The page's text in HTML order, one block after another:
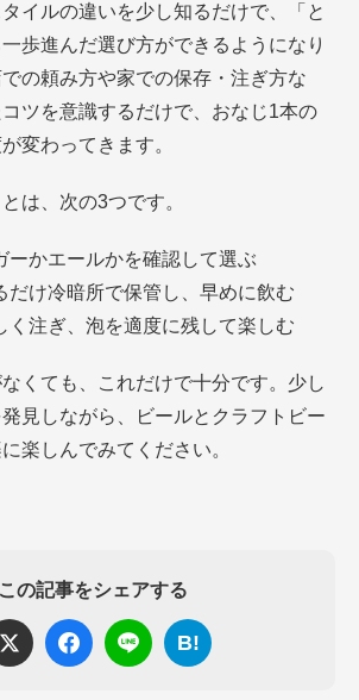
イルの違いを少し知るだけで、「と
歩進んだ選び方ができるようになり
の頼み方や家での保存・注ぎ方な
ツを意識するだけで、おなじ1本の
変わってきます。
は、次の3つです。
ーかエールかを確認して選ぶ
だけ冷暗所で保管し、早めに飲む
く注ぎ、泡を適度に残して楽しむ
くても、これだけで十分です。少し
見しながら、ビールとクラフトビー
楽しんでみてください。
この記事をシェアする
B!